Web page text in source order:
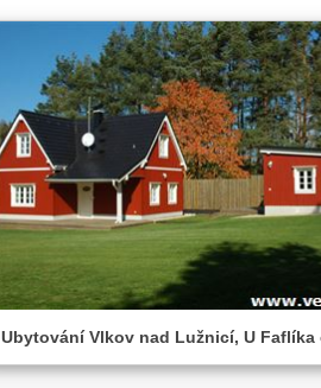
Ubytování Vlkov nad Lužnicí, U Faflíka